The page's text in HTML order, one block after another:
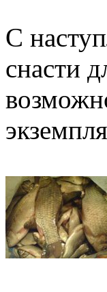
С
снасти